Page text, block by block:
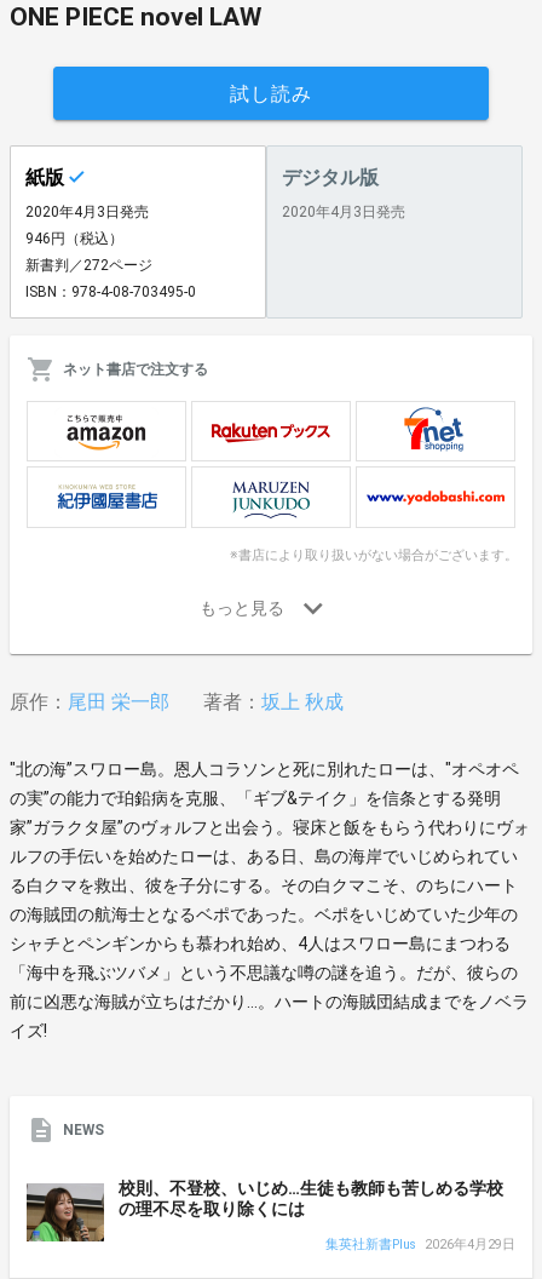
ONE PIECE novel LAW
試し読み
紙版
2020年4月3日発売
946円（税込）
新書判／272ページ
ISBN：978-4-08-703495-0
デジタル版
2020年4月3日発売
ネット書店で注文する
※書店により取り扱いがない場合がございます。
原作： 尾田 栄一郎 著者： 坂上 秋成
"北の海”スワロー島。恩人コラソンと死に別れたローは、"オペオペ
の実”の能力で珀鉛病を克服、「ギブ&テイク」を信条とする発明
家”ガラクタ屋”のヴォルフと出会う。寝床と飯をもらう代わりにヴォ
ルフの手伝いを始めたローは、ある日、島の海岸でいじめられてい
る白クマを救出、彼を子分にする。その白クマこそ、のちにハート
の海賊団の航海士となるベポであった。ベポをいじめていた少年の
シャチとペンギンからも慕われ始め、4人はスワロー島にまつわる
「海中を飛ぶツバメ」という不思議な噂の謎を追う。だが、彼らの
前に凶悪な海賊が立ちはだかり…。ハートの海賊団結成までをノベラ
イズ!
NEWS
校則、不登校、いじめ…生徒も教師も苦しめる学校
の理不尽を取り除くには
集英社新書Plus 2026年4月29日